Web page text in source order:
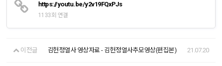
https://youtu.be/y2v19FQxPJs
1133회 연결
이전글 김헌정열사 영상자료 - 김헌정열사추모영상(편집본) 21.07.20